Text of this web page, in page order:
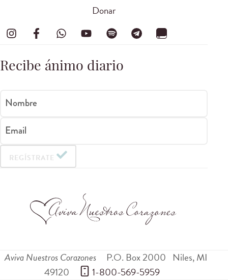
Donar
Recibe ánimo diario
Nombre
Email
REGÍSTRATE
Aviva Nuestros Corazones P.O. Box 2000 Niles,MI
49120
1-800-569-5959